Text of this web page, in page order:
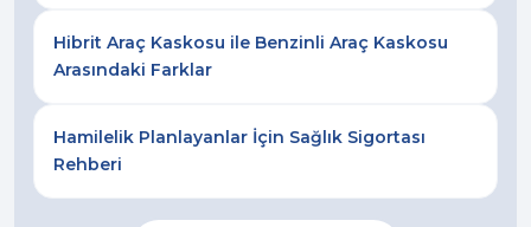
Hibrit Araç Kaskosu ile Benzinli Araç Kaskosu
Arasındaki Farklar
Hamilelik Planlayanlar İçin Sağlık Sigortası
Rehberi